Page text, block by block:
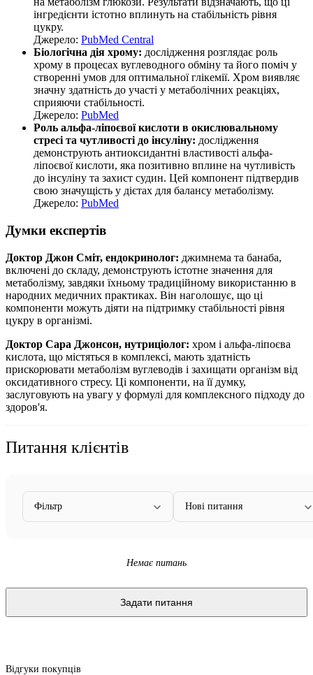
інгредієнти істотно вплинуть на стабільність рівня
цукру.
Джерело: PubMed Central
Біологічна дія хрому: дослідження розглядає роль
хрому в процесах вуглеводного обміну та його поміч у
створенні умов для оптимальної глікемії. Хром виявляє
значну здатність до участі у метаболічних реакціях,
сприяючи стабільності.
Джерело: PubMed
Роль альфа-ліпоєвої кислоти в окислювальному
стресі та чутливості до інсуліну: дослідження
демонструють антиоксидантні властивості альфа-
ліпоєвої кислоти, яка позитивно вплине на чутливість
до інсуліну та захист судин. Цей компонент підтвердив
свою значущість у дієтах для балансу метаболізму.
Джерело: PubMed
Думки експертів
Доктор Джон Сміт, ендокринолог: джимнема та банаба,
включені до складу, демонструють істотне значення для
метаболізму, завдяки їхньому традиційному використанню в
народних медичних практиках. Він наголошує, що ці
компоненти можуть діяти на підтримку стабільності рівня
цукру в організмі.
Доктор Сара Джонсон, нутриціолог: хром і альфа-ліпоєва
кислота, що містяться в комплексі, мають здатність
прискорювати метаболізм вуглеводів і захищати організм від
оксидативного стресу. Ці компоненти, на її думку,
заслуговують на увагу у формулі для комплексного підходу до
здоров'я.
Питання клієнтів
Фільтр Нові питання
Немає питань
Задати питання
Відгуки покупців